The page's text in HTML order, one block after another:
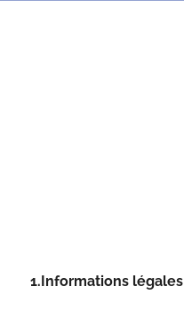
1.Informations légales